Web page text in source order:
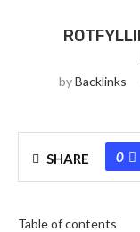
byBacklinks
SHARE 0
Table of contents